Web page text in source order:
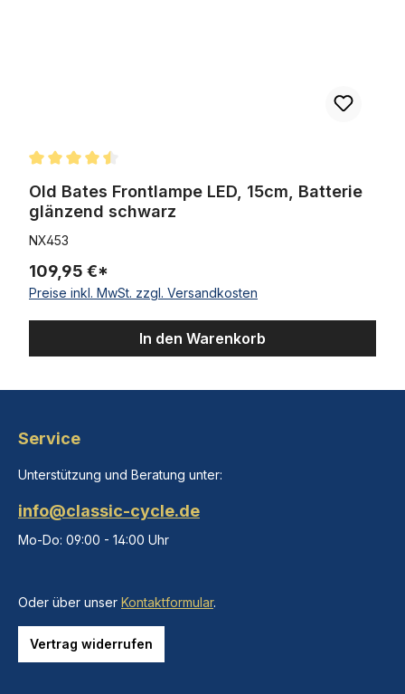
Old Bates Frontlampe LED, 15cm, Batterie
glänzend schwarz
NX453
109,95 €*
Preise inkl. MwSt. zzgl. Versandkosten
In den Warenkorb
Service
Unterstützung und Beratung unter:
info@classic-cycle.de
Mo-Do: 09:00 - 14:00 Uhr
Oder über unser Kontaktformular.
Vertrag widerrufen